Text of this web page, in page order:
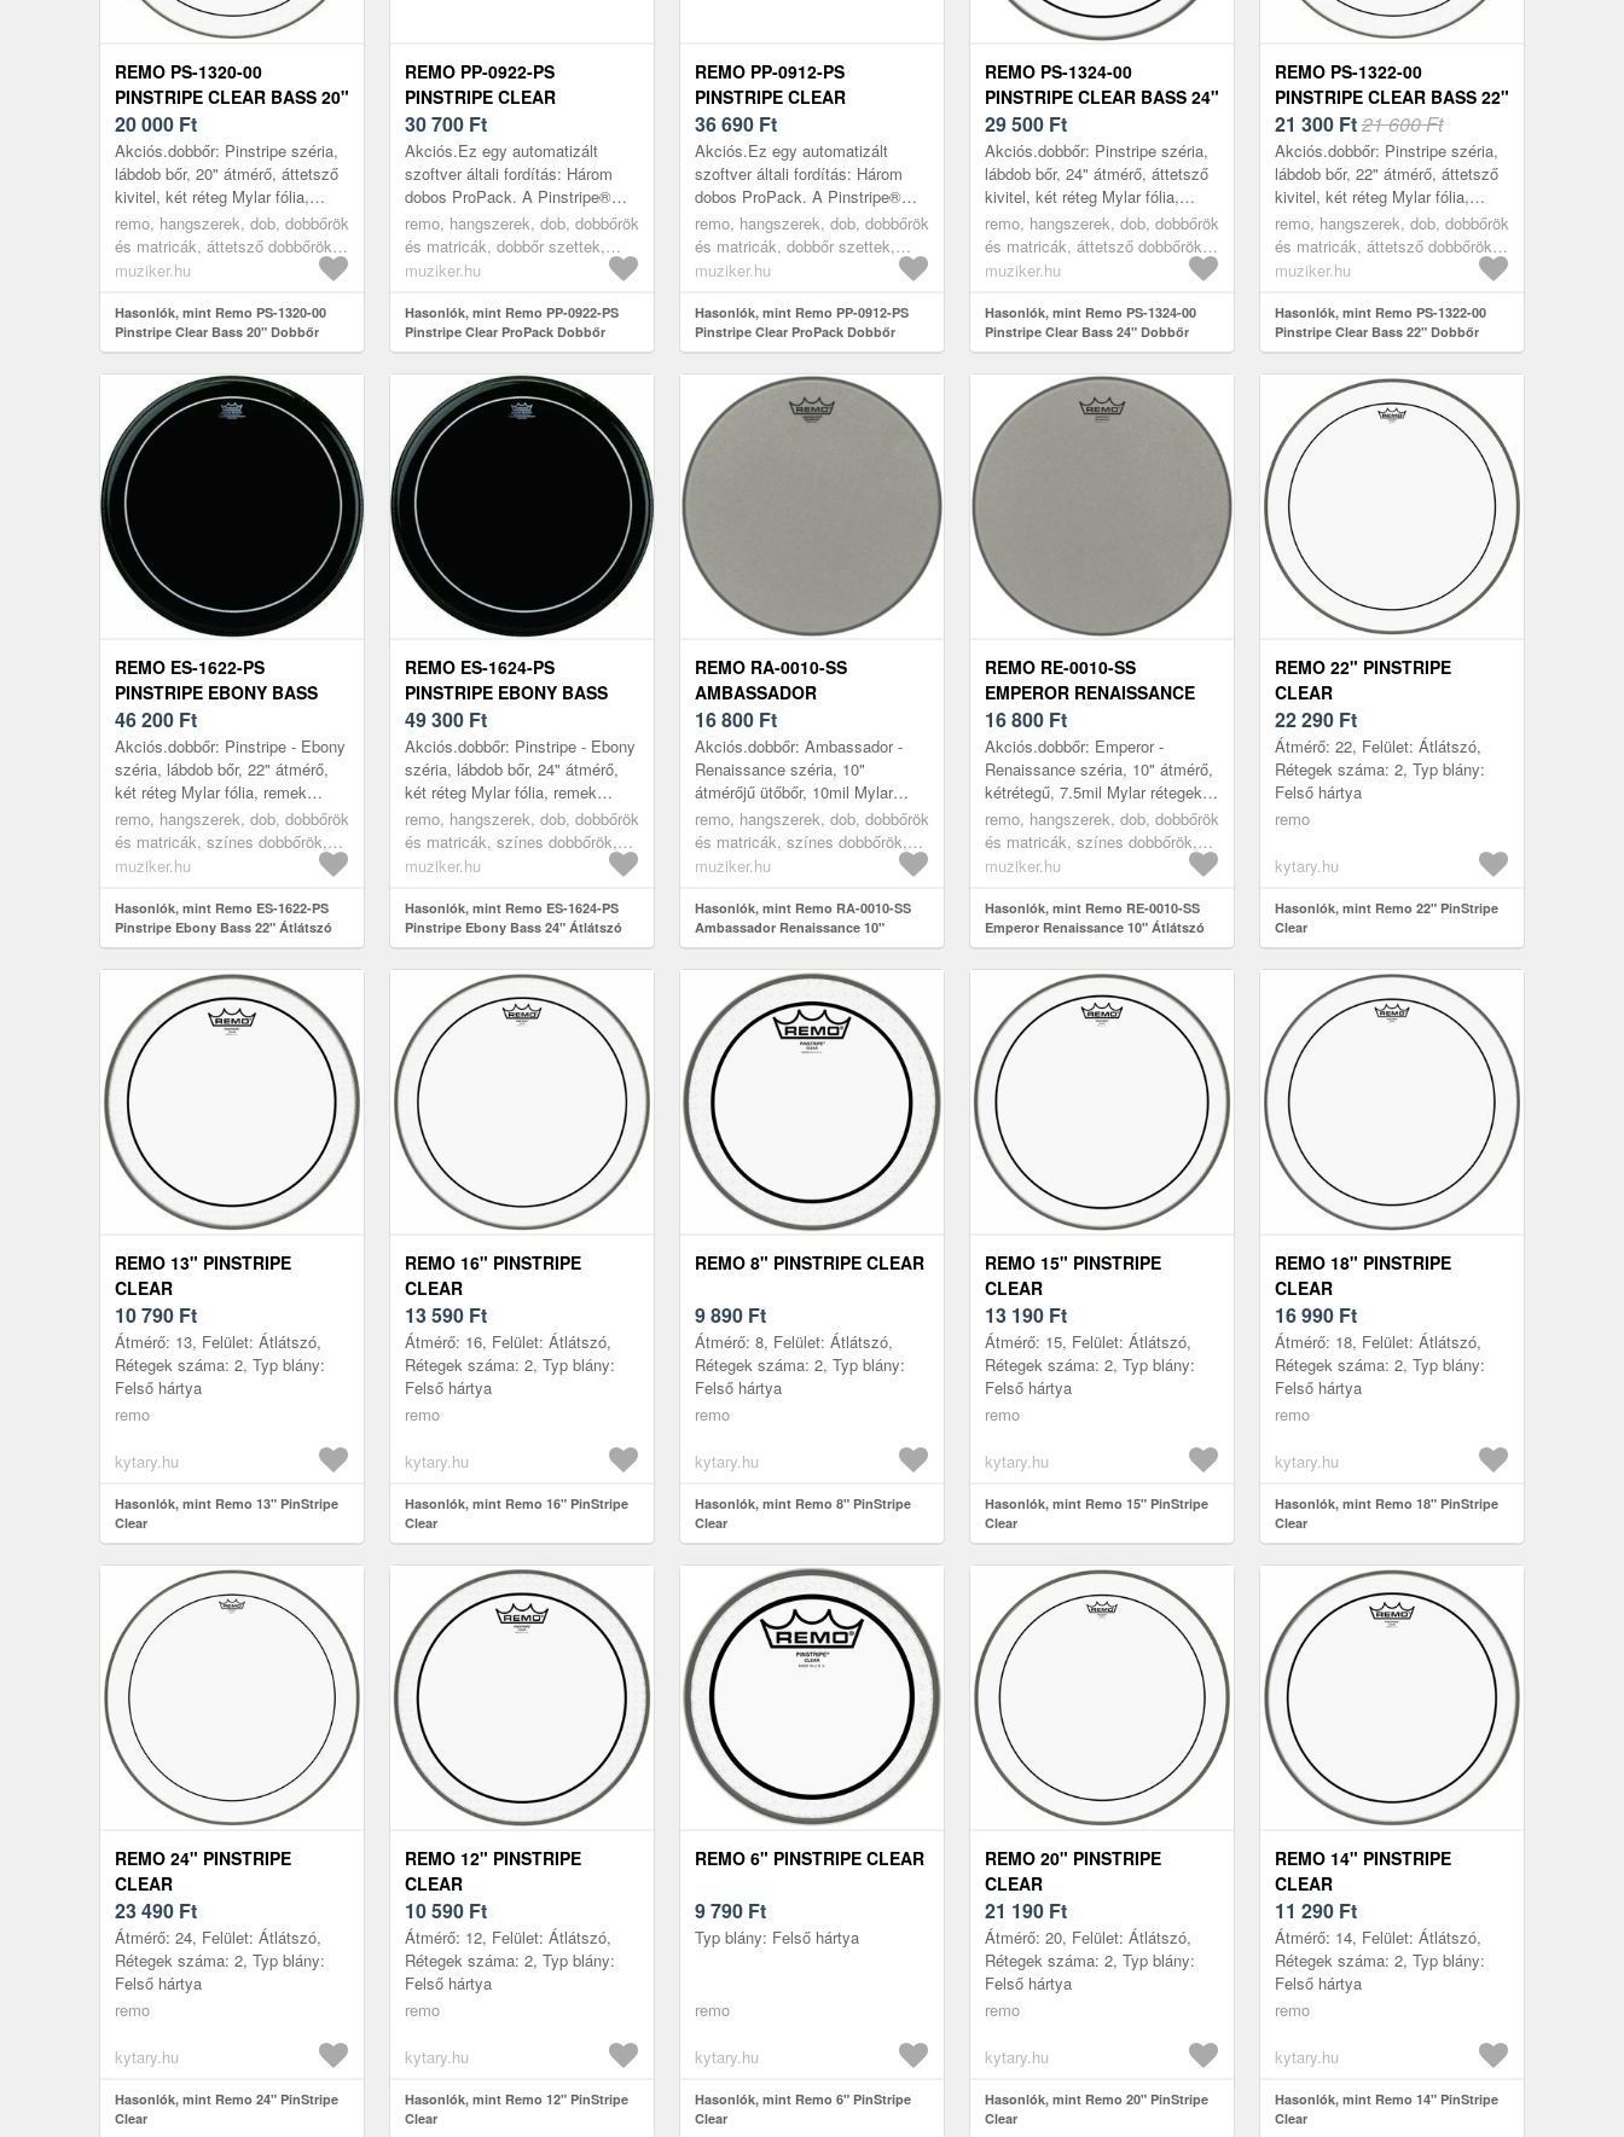
REMO PS-1320-00
PINSTRIPE CLEAR BASS 20"
DOBBŐR
20 000 Ft
Akciós.dobbőr: Pinstripe széria,
lábdob bőr, 20" átmérő, áttetsző
kivitel, két réteg Mylar fólia,
remek hangolási stabilitás,
mélyebb hangolás esetén is i...
remo, hangszerek, dob, dobbőrök
és matricák, áttetsző dobbőrök,
transparent
muziker.hu
Hasonlók, mint Remo PS-1320-00
Pinstripe Clear Bass 20" Dobbőr
REMO PP-0922-PS
PINSTRIPE CLEAR
PROPACK DOBBŐR SZETT
30 700 Ft
Akciós.Ez egy automatizált
szoftver általi fordítás: Három
dobos ProPack. A Pinstripe®
Clear közepes sávú hangzást
kínál, alacsony élettartamú és
megnövel...
remo, hangszerek, dob, dobbőrök
és matricák, dobbőr szettek,
transparent
muziker.hu
Hasonlók, mint Remo PP-0922-PS
Pinstripe Clear ProPack Dobbőr
szett
REMO PP-0912-PS
PINSTRIPE CLEAR
PROPACK DOBBŐR SZETT
36 690 Ft
Akciós.Ez egy automatizált
szoftver általi fordítás: Három
dobos ProPack. A Pinstripe®
Clear közepes sávú hangzást
kínál, alacsony élettartamú és
megnövel...
remo, hangszerek, dob, dobbőrök
és matricák, dobbőr szettek,
transparent
muziker.hu
Hasonlók, mint Remo PP-0912-PS
Pinstripe Clear ProPack Dobbőr
szett
REMO PS-1324-00
PINSTRIPE CLEAR BASS 24"
DOBBŐR
29 500 Ft
Akciós.dobbőr: Pinstripe széria,
lábdob bőr, 24" átmérő, áttetsző
kivitel, két réteg Mylar fólia,
remek hangolási stabilitás,
mélyebb hangolás esetén is i...
remo, hangszerek, dob, dobbőrök
és matricák, áttetsző dobbőrök,
transparent
muziker.hu
Hasonlók, mint Remo PS-1324-00
Pinstripe Clear Bass 24" Dobbőr
REMO PS-1322-00
PINSTRIPE CLEAR BASS 22"
DOBBŐR
21 300 Ft21 600 Ft
Akciós.dobbőr: Pinstripe széria,
lábdob bőr, 22" átmérő, áttetsző
kivitel, két réteg Mylar fólia,
remek hangolási stabilitás,
mélyebb hangolás esetén is i...
remo, hangszerek, dob, dobbőrök
és matricák, áttetsző dobbőrök,
transparent
muziker.hu
Hasonlók, mint Remo PS-1322-00
Pinstripe Clear Bass 22" Dobbőr
REMO ES-1622-PS
PINSTRIPE EBONY BASS
22" ÁTLÁTSZÓ DOBBŐR
46 200 Ft
Akciós.dobbőr: Pinstripe - Ebony
széria, lábdob bőr, 22" átmérő,
két réteg Mylar fólia, remek
hangolási stabilitás, mélyebb
hangolás esetén is ideális han...
remo, hangszerek, dob, dobbőrök
és matricák, színes dobbőrök,
black
muziker.hu
Hasonlók, mint Remo ES-1622-PS
Pinstripe Ebony Bass 22" Átlátszó
dobbőr
REMO ES-1624-PS
PINSTRIPE EBONY BASS
24" ÁTLÁTSZÓ DOBBŐR
49 300 Ft
Akciós.dobbőr: Pinstripe - Ebony
széria, lábdob bőr, 24" átmérő,
két réteg Mylar fólia, remek
hangolási stabilitás, mélyebb
hangolás esetén is ideális han...
remo, hangszerek, dob, dobbőrök
és matricák, színes dobbőrök,
black
muziker.hu
Hasonlók, mint Remo ES-1624-PS
Pinstripe Ebony Bass 24" Átlátszó
dobbőr
REMO RA-0010-SS
AMBASSADOR
RENAISSANCE 10"
ÁTLÁTSZÓ DOBBŐR
16 800 Ft
Akciós.dobbőr: Ambassador -
Renaissance széria, 10"
átmérőjű ütőbőr, 10mil Mylar
réteg, kiegyensúlyozott, meleg
hangzás Átmérő (inch / hüvelyk):
10.0 Alka...
remo, hangszerek, dob, dobbőrök
és matricák, színes dobbőrök,
grey
muziker.hu
Hasonlók, mint Remo RA-0010-SS
Ambassador Renaissance 10"
Átlátszó dobbőr
REMO RE-0010-SS
EMPEROR RENAISSANCE
10" ÁTLÁTSZÓ DOBBŐR
16 800 Ft
Akciós.dobbőr: Emperor -
Renaissance széria, 10" átmérő,
kétrétegű, 7.5mil Mylar rétegek,
nyílt, meleg és rendkívül kifejező
hangzás Szín a gyártó szerint...
remo, hangszerek, dob, dobbőrök
és matricák, színes dobbőrök,
grey
muziker.hu
Hasonlók, mint Remo RE-0010-SS
Emperor Renaissance 10" Átlátszó
dobbőr
REMO 22" PINSTRIPE
CLEAR
22 290 Ft
Átmérő: 22, Felület: Átlátszó,
Rétegek száma: 2, Typ blány:
Felső hártya
remo
kytary.hu
Hasonlók, mint Remo 22" PinStripe
Clear
REMO 13" PINSTRIPE
CLEAR
10 790 Ft
Átmérő: 13, Felület: Átlátszó,
Rétegek száma: 2, Typ blány:
Felső hártya
remo
kytary.hu
Hasonlók, mint Remo 13" PinStripe
Clear
REMO 16" PINSTRIPE
CLEAR
13 590 Ft
Átmérő: 16, Felület: Átlátszó,
Rétegek száma: 2, Typ blány:
Felső hártya
remo
kytary.hu
Hasonlók, mint Remo 16" PinStripe
Clear
REMO 8" PINSTRIPE CLEAR
9 890 Ft
Átmérő: 8, Felület: Átlátszó,
Rétegek száma: 2, Typ blány:
Felső hártya
remo
kytary.hu
Hasonlók, mint Remo 8" PinStripe
Clear
REMO 15" PINSTRIPE
CLEAR
13 190 Ft
Átmérő: 15, Felület: Átlátszó,
Rétegek száma: 2, Typ blány:
Felső hártya
remo
kytary.hu
Hasonlók, mint Remo 15" PinStripe
Clear
REMO 18" PINSTRIPE
CLEAR
16 990 Ft
Átmérő: 18, Felület: Átlátszó,
Rétegek száma: 2, Typ blány:
Felső hártya
remo
kytary.hu
Hasonlók, mint Remo 18" PinStripe
Clear
REMO 24" PINSTRIPE
CLEAR
23 490 Ft
Átmérő: 24, Felület: Átlátszó,
Rétegek száma: 2, Typ blány:
Felső hártya
remo
kytary.hu
Hasonlók, mint Remo 24" PinStripe
Clear
REMO 12" PINSTRIPE
CLEAR
10 590 Ft
Átmérő: 12, Felület: Átlátszó,
Rétegek száma: 2, Typ blány:
Felső hártya
remo
kytary.hu
Hasonlók, mint Remo 12" PinStripe
Clear
REMO 6" PINSTRIPE CLEAR
9 790 Ft
Typ blány: Felső hártya
remo
kytary.hu
Hasonlók, mint Remo 6" PinStripe
Clear
REMO 20" PINSTRIPE
CLEAR
21 190 Ft
Átmérő: 20, Felület: Átlátszó,
Rétegek száma: 2, Typ blány:
Felső hártya
remo
kytary.hu
Hasonlók, mint Remo 20" PinStripe
Clear
REMO 14" PINSTRIPE
CLEAR
11 290 Ft
Átmérő: 14, Felület: Átlátszó,
Rétegek száma: 2, Typ blány:
Felső hártya
remo
kytary.hu
Hasonlók, mint Remo 14" PinStripe
Clear